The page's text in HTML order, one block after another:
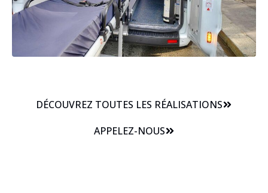
DÉCOUVREZ TOUTES LES RÉALISATIONS
APPELEZ-NOUS